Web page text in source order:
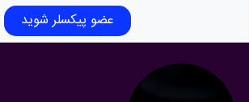
عضو پیکسلر شوید